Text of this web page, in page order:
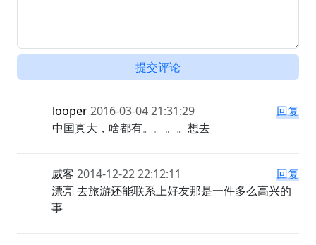
提交评论
looper2016-03-04 21:31:29
回复
中国真大，啥都有。。。。想去
威客 2014-12-22 22:12:11
回复
漂亮 去旅游还能联系上好友那是一件多么高兴的
事